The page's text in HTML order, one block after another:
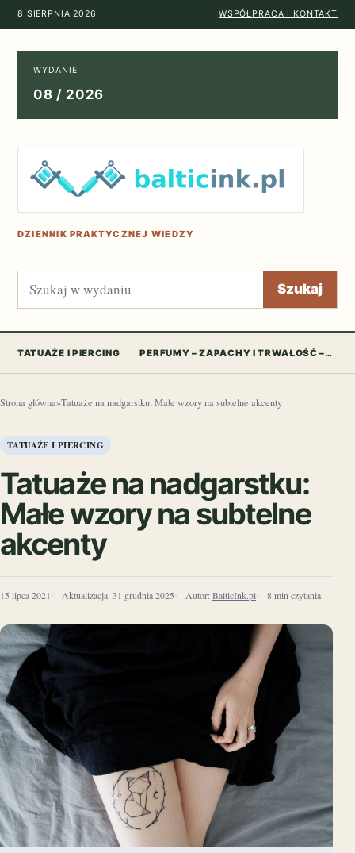
8 SIERPNIA 2026 WSPÓŁPRACA I KONTAKT
WYDANIE
08 / 2026
DZIENNIK PRAKTYCZNEJ WIEDZY
Szukaj Szukaj
TATUAŻE I PIERCING PERFUMY – ZAPACHY I TRWAŁOŚĆ –…
Strona główna»Tatuaże na nadgarstku: Małe wzory na subtelne akcenty
TATUAŻE I PIERCING
Tatuaże na nadgarstku:
Małe wzory na subtelne
akcenty
15 lipca 2021 Aktualizacja: 31 grudnia 2025 Autor: BalticInk.pl 8 min czytania